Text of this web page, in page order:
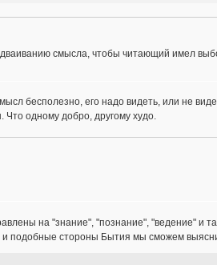
смысла, чтобы читающий имел
бесполезно, его надо видеть, или не
Что одному добро, другому худо.
на "знание", "познание", "ведение" и
подобные стороны Бытия мы сможем